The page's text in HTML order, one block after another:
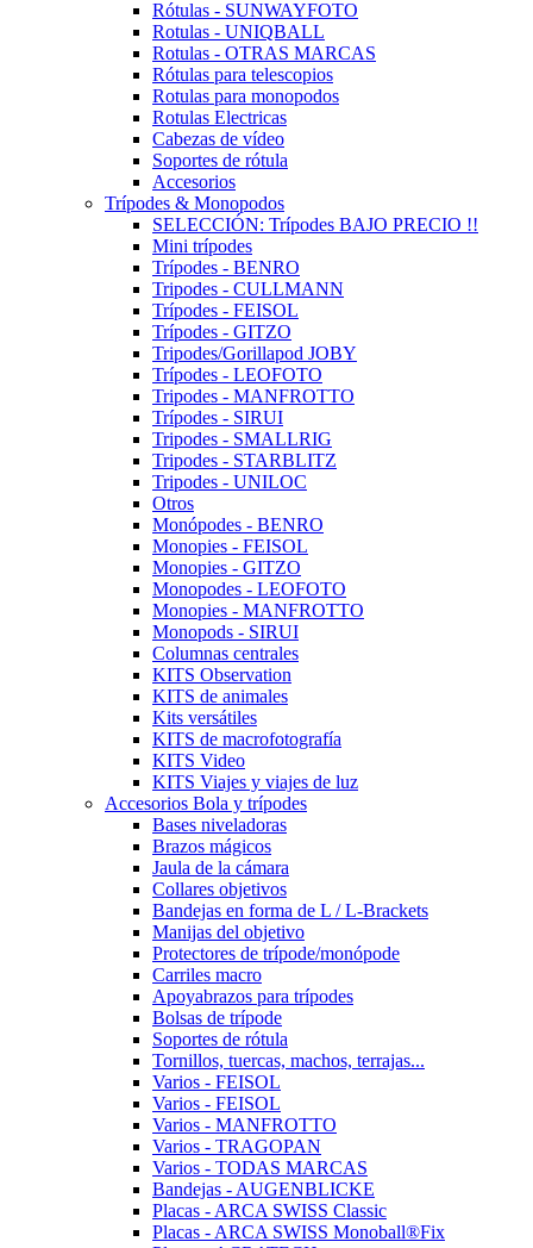
Rótulas - SUNWAYFOTO
Rotulas - UNIQBALL
Rotulas - OTRAS MARCAS
Rótulas para telescopios
Rotulas para monopodos
Rotulas Electricas
Cabezas de vídeo
Soportes de rótula
Accesorios
Trípodes & Monopodos
SELECCIÓN: Trípodes BAJO PRECIO !!
Mini trípodes
Trípodes - BENRO
Tripodes - CULLMANN
Trípodes - FEISOL
Trípodes - GITZO
Tripodes/Gorillapod JOBY
Trípodes - LEOFOTO
Tripodes - MANFROTTO
Trípodes - SIRUI
Tripodes - SMALLRIG
Tripodes - STARBLITZ
Tripodes - UNILOC
Otros
Monópodes - BENRO
Monopies - FEISOL
Monopies - GITZO
Monopodes - LEOFOTO
Monopies - MANFROTTO
Monopods - SIRUI
Columnas centrales
KITS Observation
KITS de animales
Kits versátiles
KITS de macrofotografía
KITS Video
KITS Viajes y viajes de luz
Accesorios Bola y trípodes
Bases niveladoras
Brazos mágicos
Jaula de la cámara
Collares objetivos
Bandejas en forma de L / L-Brackets
Manijas del objetivo
Protectores de trípode/monópode
Carriles macro
Apoyabrazos para trípodes
Bolsas de trípode
Soportes de rótula
Tornillos, tuercas, machos, terrajas...
Varios - FEISOL
Varios - FEISOL
Varios - MANFROTTO
Varios - TRAGOPAN
Varios - TODAS MARCAS
Bandejas - AUGENBLICKE
Placas - ARCA SWISS Classic
Placas - ARCA SWISS Monoball®Fix